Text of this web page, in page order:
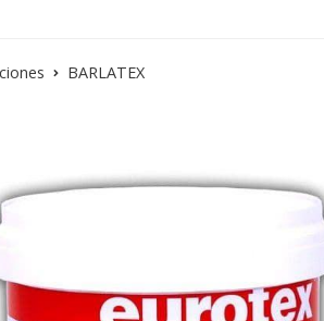
BARLATEX